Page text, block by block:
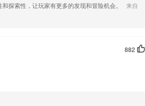
探索性，让玩家有更多的发现和冒险机会。
来自
882